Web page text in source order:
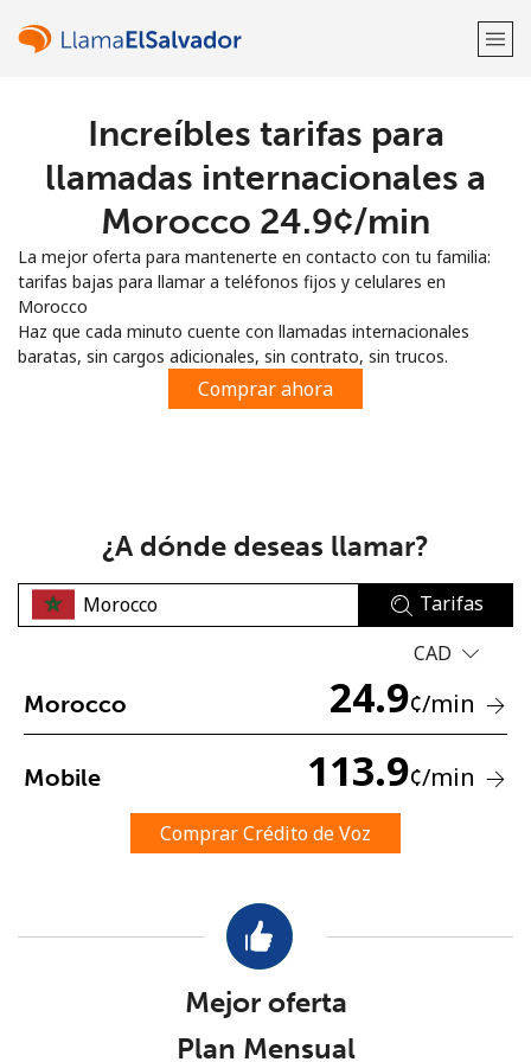
¡Bienvenido!
Regístrate con
o
No se ha creado una contraseña
Una letra mayúscula y una minúscula
Un caracter especial
Mantente en contacto para recibir nuestras mejores
Increíbles tarifas para
llamadas internacionales a
Morocco ⁦24.9¢⁩/min
La mejor oferta para mantenerte en contacto con tu familia:
tarifas bajas para llamar a teléfonos fijos y celulares en
Morocco
Haz que cada minuto cuente con llamadas internacionales
baratas, sin cargos adicionales, sin contrato, sin trucos.
Comprar ahora
¿A dónde deseas llamar?
Tarifas
CAD
Morocco 24.9¢/min
Mobile 113.9¢/min
Comprar Crédito de Voz
Mejor oferta
Plan Mensual